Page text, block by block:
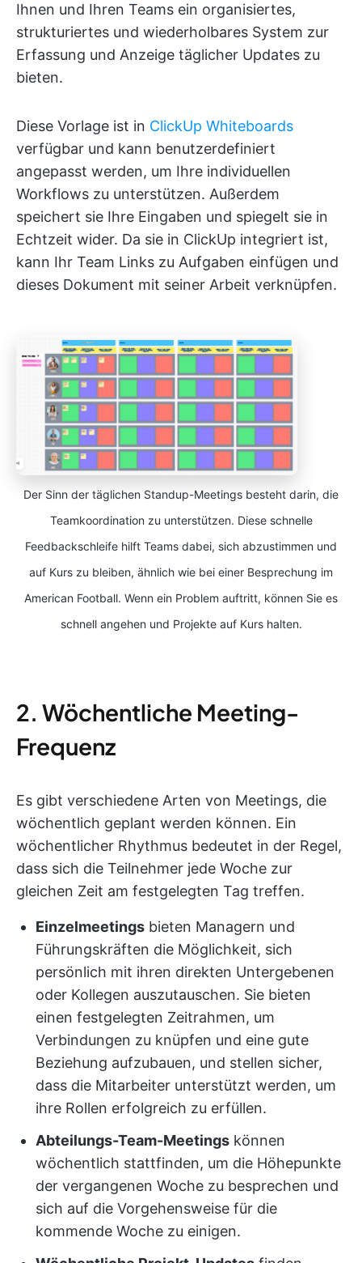
Ihnen und Ihren Teams ein organisiertes,
strukturiertes und wiederholbares System zur
Erfassung und Anzeige täglicher Updates zu
bieten.
Diese Vorlage ist in ClickUp Whiteboards
verfügbar und kann benutzerdefiniert
angepasst werden, um Ihre individuellen
Workflows zu unterstützen. Außerdem
speichert sie Ihre Eingaben und spiegelt sie in
Echtzeit wider. Da sie in ClickUp integriert ist,
kann Ihr Team Links zu Aufgaben einfügen und
dieses Dokument mit seiner Arbeit verknüpfen.
Der Sinn der täglichen Standup-Meetings besteht darin, die
Teamkoordination zu unterstützen. Diese schnelle
Feedbackschleife hilft Teams dabei, sich abzustimmen und
auf Kurs zu bleiben, ähnlich wie bei einer Besprechung im
American Football. Wenn ein Problem auftritt, können Sie es
schnell angehen und Projekte auf Kurs halten.
2. Wöchentliche Meeting-
Frequenz
Es gibt verschiedene Arten von Meetings, die
wöchentlich geplant werden können. Ein
wöchentlicher Rhythmus bedeutet in der Regel,
dass sich die Teilnehmer jede Woche zur
gleichen Zeit am festgelegten Tag treffen.
Einzelmeetings bieten Managern und
Führungskräften die Möglichkeit, sich
persönlich mit ihren direkten Untergebenen
oder Kollegen auszutauschen. Sie bieten
einen festgelegten Zeitrahmen, um
Verbindungen zu knüpfen und eine gute
Beziehung aufzubauen, und stellen sicher,
dass die Mitarbeiter unterstützt werden, um
ihre Rollen erfolgreich zu erfüllen.
Abteilungs-Team-Meetings können
wöchentlich stattfinden, um die Höhepunkte
der vergangenen Woche zu besprechen und
sich auf die Vorgehensweise für die
kommende Woche zu einigen.